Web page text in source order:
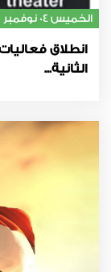
الخميس 04 نوفمبر
انطلاق
الثانية...